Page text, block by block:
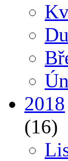
2018
(16)